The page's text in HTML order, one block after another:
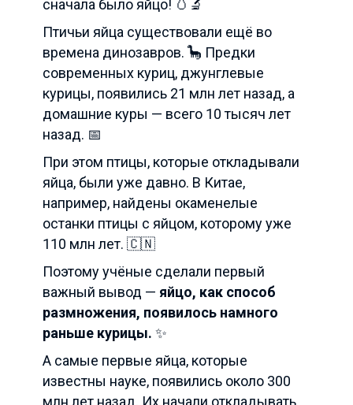
сначала было яйцо! 🥚🔬
Птичьи яйца существовали ещё во
времена динозавров. 🦕 Предки
современных куриц, джунглевые
курицы, появились 21 млн лет назад, а
домашние куры — всего 10 тысяч лет
назад. 📅
При этом птицы, которые откладывали
яйца, были уже давно. В Китае,
например, найдены окаменелые
останки птицы с яйцом, которому уже
110 млн лет. 🇨🇳
Поэтому учёные сделали первый
важный вывод — яйцо, как способ
размножения, появилось намного
раньше курицы. ✨
А самые первые яйца, которые
известны науке, появились около 300
млн лет назад. Их начали откладывать